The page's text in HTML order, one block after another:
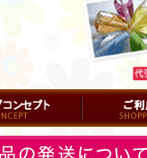
プト ご利用ガイド